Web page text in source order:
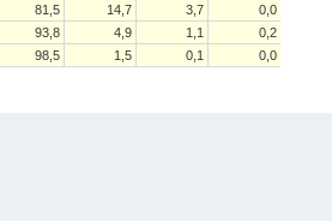
81,5 14,7 3,7
0,0
93,8 4,9 1,1
0,2
98,5 1,5 0,1 0,0